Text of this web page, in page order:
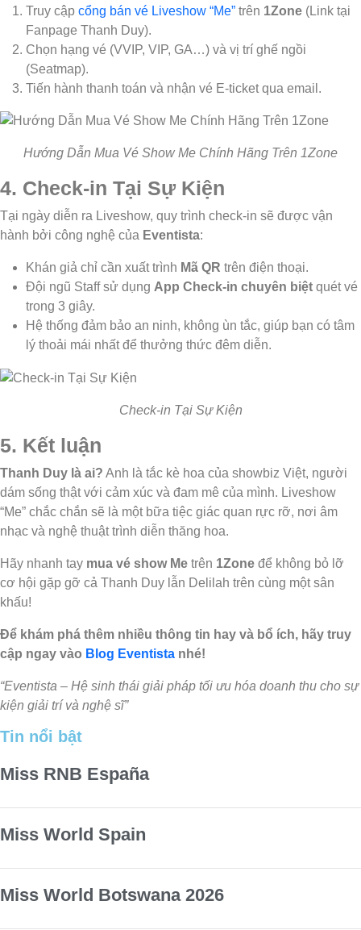
Truy cập cổng bán vé Liveshow “Me” trên 1Zone (Link tại
Fanpage Thanh Duy).
Chọn hạng vé (VVIP, VIP, GA…) và vị trí ghế ngồi
(Seatmap).
Tiến hành thanh toán và nhận vé E-ticket qua email.
Hướng Dẫn Mua Vé Show Me Chính Hãng Trên 1Zone
4. Check-in Tại Sự Kiện
Tại ngày diễn ra Liveshow, quy trình check-in sẽ được vận
hành bởi công nghệ của Eventista:
Khán giả chỉ cần xuất trình Mã QR trên điện thoại.
Đội ngũ Staff sử dụng App Check-in chuyên biệt quét vé
trong 3 giây.
Hệ thống đảm bảo an ninh, không ùn tắc, giúp bạn có tâm
lý thoải mái nhất để thưởng thức đêm diễn.
Check-in Tại Sự Kiện
5. Kết luận
Thanh Duy là ai? Anh là tắc kè hoa của showbiz Việt, người
dám sống thật với cảm xúc và đam mê của mình. Liveshow
“Me” chắc chắn sẽ là một bữa tiệc giác quan rực rỡ, nơi âm
nhạc và nghệ thuật trình diễn thăng hoa.
Hãy nhanh tay mua vé show Me trên 1Zone để không bỏ lỡ
cơ hội gặp gỡ cả Thanh Duy lẫn Delilah trên cùng một sân
khấu!
Để khám phá thêm nhiều thông tin hay và bổ ích, hãy truy
cập ngay vào Blog Eventista nhé!
“Eventista – Hệ sinh thái giải pháp tối ưu hóa doanh thu cho sự
kiện giải trí và nghệ sĩ”
Tin nổi bật
Miss RNB España
Miss World Spain
Miss World Botswana 2026